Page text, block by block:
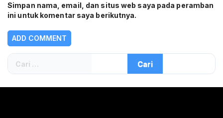
Simpan nama, email, dan situs web saya pada peramban
ini untuk komentar saya berikutnya.
Cari
untuk: